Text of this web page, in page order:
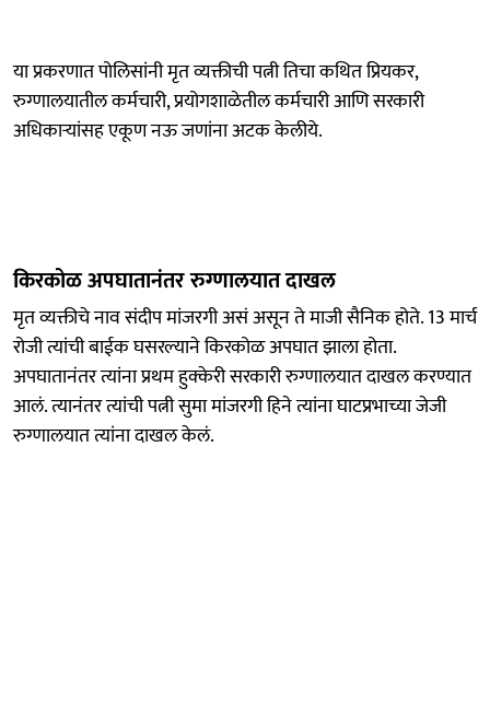
या प्रकरणात पोलिसांनी मृत व्यक्तीची पत्नी तिचा कथित प्रियकर,
रुग्णालयातील कर्मचारी, प्रयोगशाळेतील कर्मचारी आणि सरकारी
अधिकाऱ्यांसह एकूण नऊ जणांना अटक केलीये.
किरकोळ अपघातानंतर रुग्णालयात दाखल
मृत व्यक्तीचे नाव संदीप मांजरगी असं असून ते माजी सैनिक होते. 13 मार्च
रोजी त्यांची बाईक घसरल्याने किरकोळ अपघात झाला होता.
अपघातानंतर त्यांना प्रथम हुक्केरी सरकारी रुग्णालयात दाखल करण्यात
आलं. त्यानंतर त्यांची पत्नी सुमा मांजरगी हिने त्यांना घाटप्रभाच्या जेजी
रुग्णालयात त्यांना दाखल केलं.